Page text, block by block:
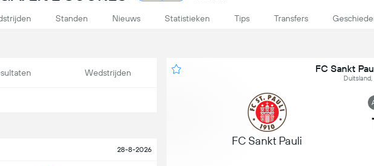
Standen Nieuws Statistieken Tips Transfers
Wedstrijden
28-8-2026
FC Sankt
FC Sankt Pauli